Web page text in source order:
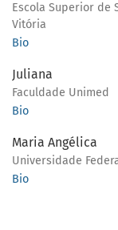
Escola Superior de
Vitória
Bio
Juliana
Faculdade Unimed
Bio
Maria Angélica
Universidade
Bio